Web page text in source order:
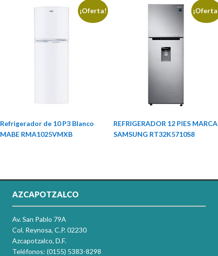
¡Oferta!
Refrigerador de 10 P3 Blanco
MABE RMA1025VMXB
REFRIGERADOR 12 PIES MARCA
SAMSUNG RT32K5710S8
AZCAPOTZALCO
Av. San Pablo 79A
Col. Reynosa, C.P. 02230
Azcapotzalco, D.F.
Teléfonos: (0155) 5383-8298